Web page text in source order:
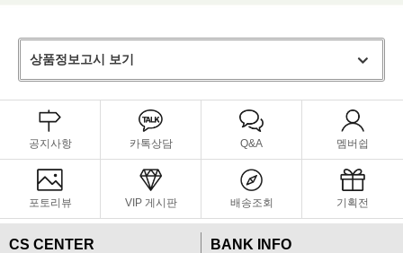
상품정보고시 보기
공지사항 카톡상담 Q&A 멤버쉽
포토리뷰 VIP 게시판 배송조회 기획전
CS CENTER
BANK INFO